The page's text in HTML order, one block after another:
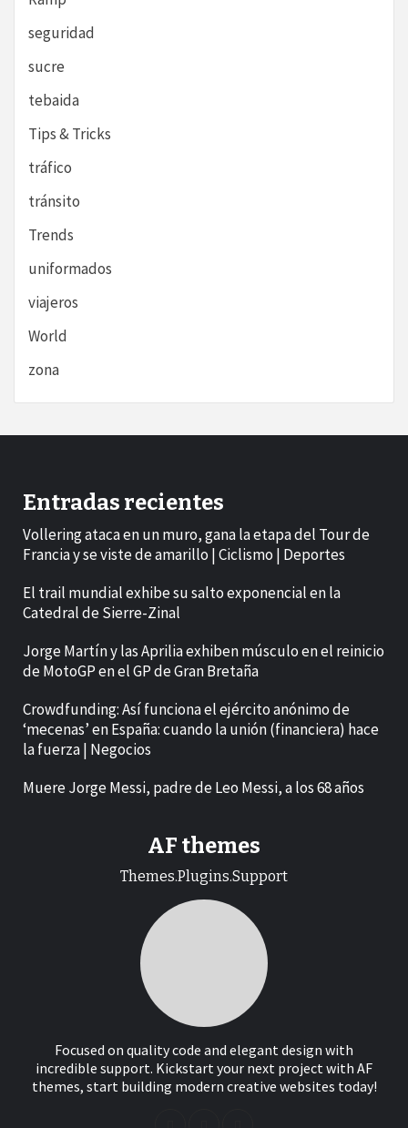
seguridad
sucre
tebaida
Tips & Tricks
tráfico
tránsito
Trends
uniformados
viajeros
World
zona
Entradas recientes
Vollering ataca en un muro, gana la etapa del Tour de
Francia y se viste de amarillo | Ciclismo | Deportes
El trail mundial exhibe su salto exponencial en la
Catedral de Sierre-Zinal
Jorge Martín y las Aprilia exhiben músculo en el reinicio
de MotoGP en el GP de Gran Bretaña
Crowdfunding: Así funciona el ejército anónimo de
‘mecenas’ en España: cuando la unión (financiera) hace
la fuerza | Negocios
Muere Jorge Messi, padre de Leo Messi, a los 68 años
AF themes
Themes.Plugins.Support
Focused on quality code and elegant design with
incredible support. Kickstart your next project with AF
themes, start building modern creative websites today!